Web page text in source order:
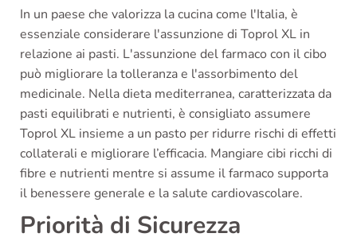
In un paese che valorizza la cucina come l'Italia, è
essenziale considerare l'assunzione di Toprol XL in
relazione ai pasti. L'assunzione del farmaco con il cibo
può migliorare la tolleranza e l'assorbimento del
medicinale. Nella dieta mediterranea, caratterizzata da
pasti equilibrati e nutrienti, è consigliato assumere
Toprol XL insieme a un pasto per ridurre rischi di effetti
collaterali e migliorare l’efficacia. Mangiare cibi ricchi di
fibre e nutrienti mentre si assume il farmaco supporta
il benessere generale e la salute cardiovascolare.
Priorità di Sicurezza